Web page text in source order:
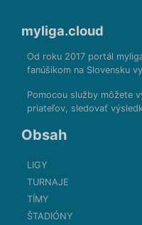
myliga.cloud
Od roku 2017 portál
fanúšikom na Slovensku
Pomocou služby môžete
priateľov, sledovať
Obsah
LIGY
TURNAJE
TÍMY
ŠTADIÓNY